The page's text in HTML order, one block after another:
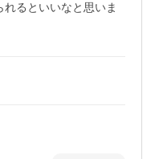
るといいなと思いま